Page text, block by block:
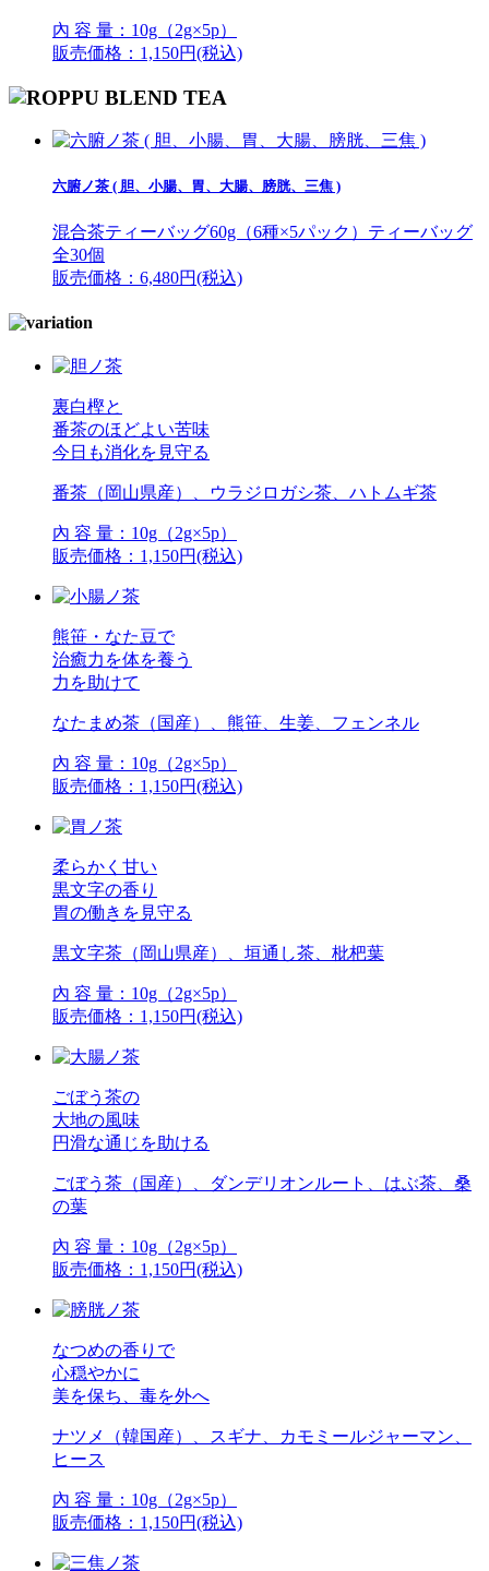
內 容 量：10g（2g×5p）
販売価格：1,150円(税込)
六腑ノ茶 ( 胆、小腸、胃、大腸、膀胱、三焦 )
混合茶ティーバッグ60g（6種×5パック）ティーバッグ
全30個
販売価格：6,480円(税込)
裏白樫と
番茶のほどよい苦味
今日も消化を見守る
番茶（岡山県産）、ウラジロガシ茶、ハトムギ茶
內 容 量：10g（2g×5p）
販売価格：1,150円(税込)
熊笹・なた豆で
治癒力を体を養う
力を助けて
なたまめ茶（国産）、熊笹、生姜、フェンネル
內 容 量：10g（2g×5p）
販売価格：1,150円(税込)
柔らかく甘い
黒文字の香り
胃の働きを見守る
黒文字茶（岡山県産）、垣通し茶、枇杷葉
內 容 量：10g（2g×5p）
販売価格：1,150円(税込)
ごぼう茶の
大地の風味
円滑な通じを助ける
ごぼう茶（国産）、ダンデリオンルート、はぶ茶、桑
の葉
內 容 量：10g（2g×5p）
販売価格：1,150円(税込)
なつめの香りで
心穏やかに
美を保ち、毒を外へ
ナツメ（韓国産）、スギナ、カモミールジャーマン、
ヒース
內 容 量：10g（2g×5p）
販売価格：1,150円(税込)